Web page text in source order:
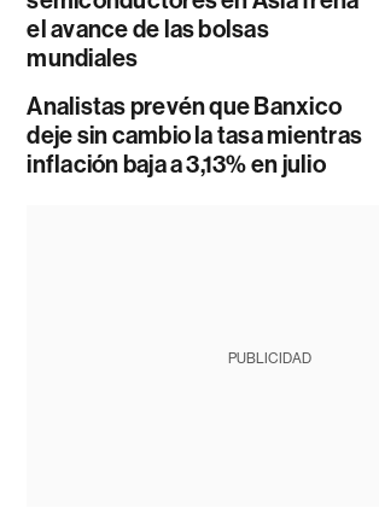
el avance de las bolsas
mundiales
Analistas prevén que Banxico
deje sin cambio la tasa mientras
inflación baja a 3,13% en julio
PUBLICIDAD